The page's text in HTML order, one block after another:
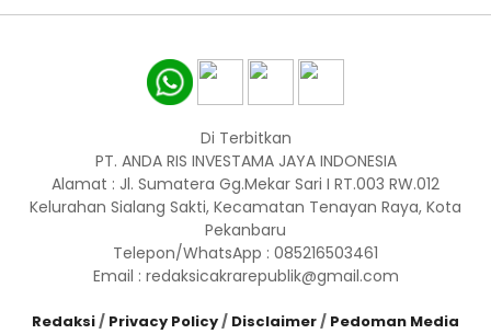
Di Terbitkan
PT. ANDA RIS INVESTAMA JAYA INDONESIA
Alamat : Jl. Sumatera Gg.Mekar Sari I RT.003 RW.012
Kelurahan Sialang Sakti, Kecamatan Tenayan Raya, Kota
Pekanbaru
Telepon/WhatsApp : 085216503461
Email : redaksicakrarepublik@gmail.com
Redaksi/ Privacy Policy/ Disclaimer/ Pedoman Media